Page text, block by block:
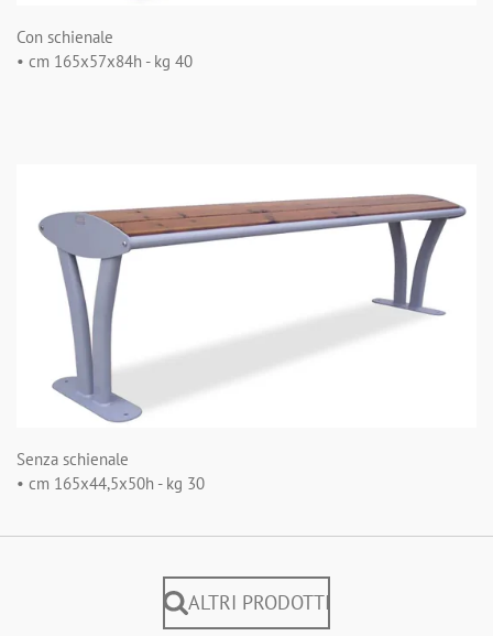
Con schienale
• cm 165x57x84h - kg 40
Senza schienale
• cm 165x44,5x50h - kg 30
ALTRI PRODOTTI